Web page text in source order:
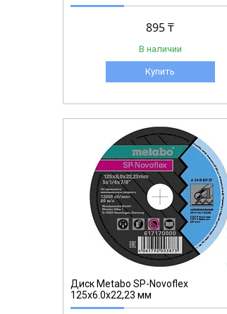
895 ₸
В наличии
Купить
Диск Metabo SP-Novoflex
125x6.0x22,23 мм
617166000